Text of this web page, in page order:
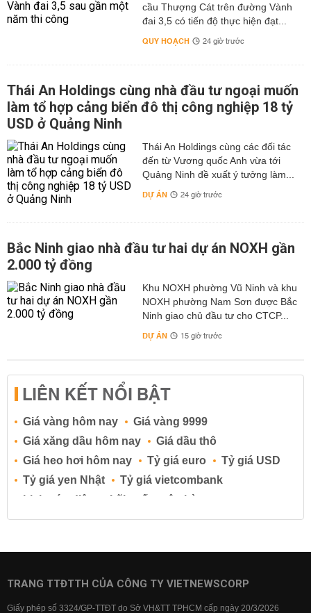
cầu Thượng Cát trên đường Vành
đai 3,5 có tiến độ thực hiện đạt...
QUY HOẠCH 24 giờ trước
Thái An Holdings cùng nhà đầu tư ngoại muốn
làm tổ hợp cảng biển đô thị công nghiệp 18 tỷ
USD ở Quảng Ninh
Thái An Holdings cùng các đối tác
đến từ Vương quốc Anh vừa tới
Quảng Ninh đề xuất ý tưởng làm...
DỰ ÁN 24 giờ trước
Bắc Ninh giao nhà đầu tư hai dự án NOXH gần
2.000 tỷ đồng
Khu NOXH phường Vũ Ninh và khu
NOXH phường Nam Sơn được Bắc
Ninh giao chủ đầu tư cho CTCP...
DỰ ÁN 15 giờ trước
LIÊN KẾT NỔI BẬT
Giá vàng hôm nay
Giá vàng 9999
Giá xăng dầu hôm nay
Giá dầu thô
Giá heo hơi hôm nay
Tỷ giá euro
Tỷ giá USD
Tỷ giá yen Nhật
Tỷ giá vietcombank
Lịch cúp điện
Lãi suất ngân hàng
Lãi suất tiết kiệm
Lãi suất tiền gửi
Lãi suất ngân hàng BIDV
TRANG TTĐTTH CỦA CÔNG TY VIETNEWSCORP
Giấy phép số 3324/GP-TTĐT do Sở VH&TT TPHCM cấp ngày 20/3/2026